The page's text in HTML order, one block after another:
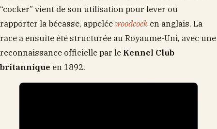
“cocker” vient de son utilisation pour lever ou
rapporter la bécasse, appelée woodcock en anglais. La
race a ensuite été structurée au Royaume-Uni, avec une
reconnaissance officielle par le Kennel Club
britannique en 1892.